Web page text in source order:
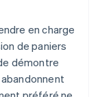
en charge
de paniers
démontre
abandonnent